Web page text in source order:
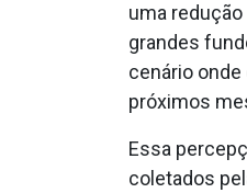
uma
grandes
cenário
próximos
Essa
coletados